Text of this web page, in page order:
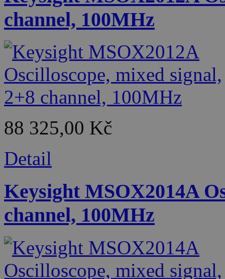
channel, 100MHz
88 325,00 Kč
Detail
Keysight MSOX2014A
channel, 100MHz